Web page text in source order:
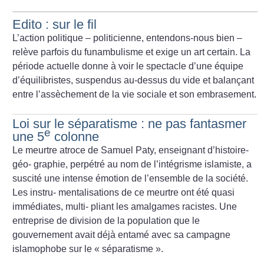
Edito : sur le fil
L’action politique – politicienne, entendons-nous bien –
relève parfois du funambulisme et exige un art certain. La
période actuelle donne à voir le spectacle d’une équipe
d’équilibristes, suspendus au-dessus du vide et balançant
entre l’assèchement de la vie sociale et son embrasement.
Loi sur le séparatisme : ne pas fantasmer
une 5e colonne
Le meurtre atroce de Samuel Paty, enseignant d’histoire-
géo- graphie, perpétré au nom de l’intégrisme islamiste, a
suscité une intense émotion de l’ensemble de la société.
Les instru- mentalisations de ce meurtre ont été quasi
immédiates, multi- pliant les amalgames racistes. Une
entreprise de division de la population que le
gouvernement avait déjà entamé avec sa campagne
islamophobe sur le « séparatisme ».